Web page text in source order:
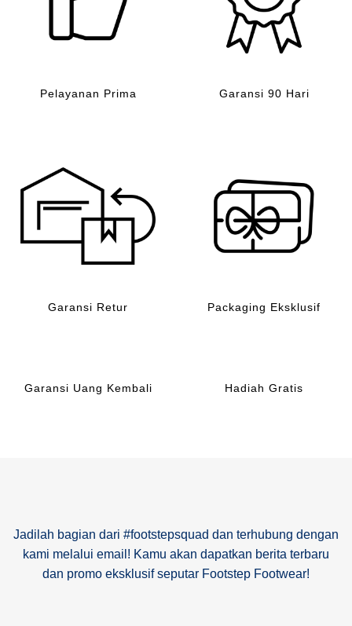
Pelayanan Prima Garansi 90 Hari
Garansi Retur Packaging Eksklusif
Garansi Uang Kembali Hadiah Gratis
Jadilah bagian dari #footstepsquad dan terhubung dengan
kami melalui email! Kamu akan dapatkan berita terbaru
dan promo eksklusif seputar Footstep Footwear!